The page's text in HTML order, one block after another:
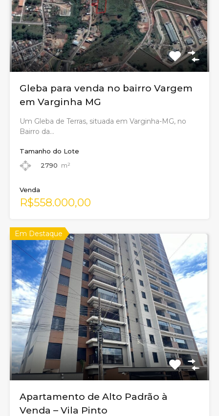
Gleba para venda no bairro Vargem
em Varginha MG
Um Gleba de Terras, situada em Varginha-MG, no
Bairro da…
Tamanho do Lote
2790 m²
Venda
R$558.000,00
Em Destaque
Apartamento de Alto Padrão à
Venda – Vila Pinto